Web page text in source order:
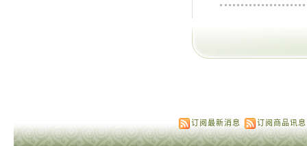
订阅最新消息 订阅商品讯息